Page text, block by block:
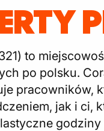
to
po polsku.
pracowników,
jak i ci,